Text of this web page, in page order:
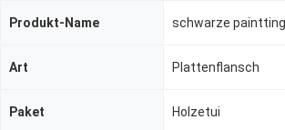
Produkt-Name
Art Plattenflansch
Paket Holzetui